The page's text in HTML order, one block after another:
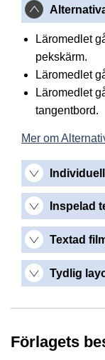
Läromedlet
pekskärm.
Läromedlet
Läromedlet
tangentbord.
Mer om
Inspelad
Textad
Tydlig
Förlagets